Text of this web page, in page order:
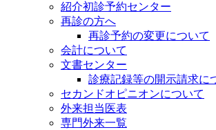
紹介初診予約センター
再診の方へ
再診予約の変更について
会計について
文書センター
診療記録等の開示請求に
セカンドオピニオンについて
外来担当医表
専門外来一覧